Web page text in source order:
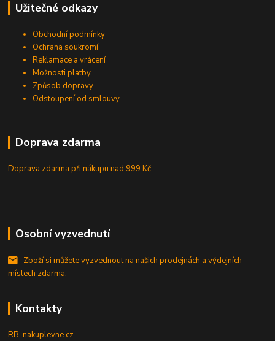
Užitečné odkazy
Obchodní podmínky
Ochrana soukromí
Reklamace a vrácení
Možnosti platby
Způsob dopravy
Odstoupení od smlouvy
Doprava zdarma
Doprava zdarma při nákupunad 999 Kč
Osobní vyzvednutí
Zboží si můžete vyzvednout na našich prodejnách a výdejních
místech zdarma.
Kontakty
RB-nakuplevne.cz